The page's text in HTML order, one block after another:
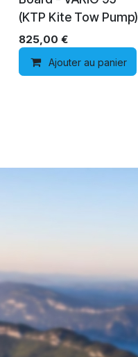
(KTP Kite Tow Pump)
825,00 €
Ajouter au panier